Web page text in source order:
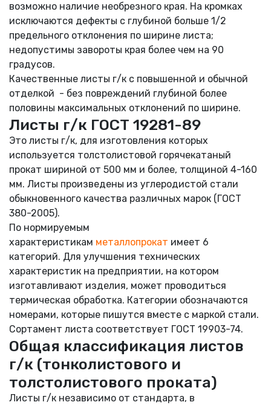
возможно наличие необрезного края. На кромках
исключаются дефекты с глубиной больше 1/2
предельного отклонения по ширине листа;
недопустимы завороты края более чем на 90
градусов.
Качественные листы г/к с повышенной и обычной
отделкой - без повреждений глубиной более
половины максимальных отклонений по ширине.
Листы г/к ГОСТ 19281-89
Это листы г/к, для изготовления которых
используется толстолистовой горячекатаный
прокат шириной от 500 мм и более, толщиной 4-160
мм. Листы произведены из углеродистой стали
обыкновенного качества различных марок (ГОСТ
380-2005).
По нормируемым
характеристикам металлопрокат имеет 6
категорий. Для улучшения технических
характеристик на предприятии, на котором
изготавливают изделия, может проводиться
термическая обработка. Категории обозначаются
номерами, которые пишутся вместе с маркой стали.
Сортамент листа соответствует ГОСТ 19903-74.
Общая классификация листов
г/к (тонколистового и
толстолистового проката)
Листы г/к независимо от стандарта, в